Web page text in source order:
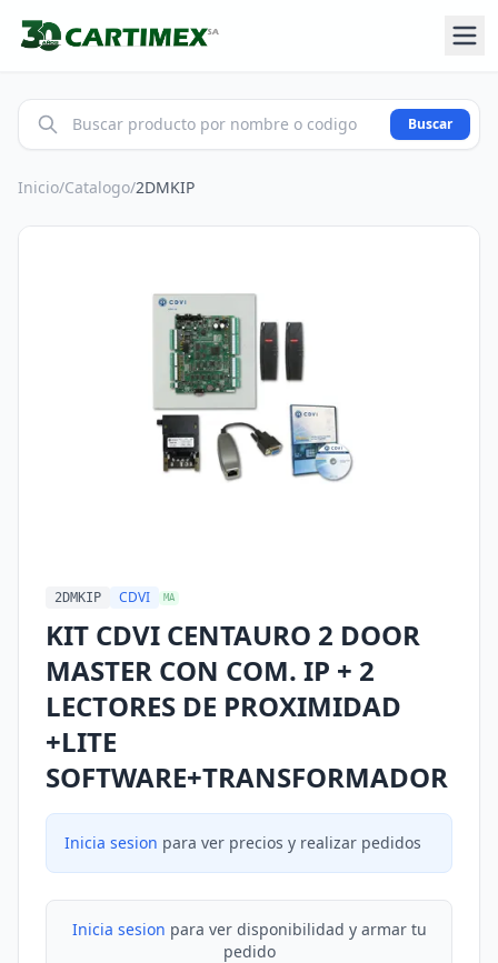
Buscar
Inicio/Catalogo/2DMKIP
2DMKIP CDVI MA
KIT CDVI CENTAURO 2 DOOR
MASTER CON COM. IP + 2
LECTORES DE PROXIMIDAD
+LITE
SOFTWARE+TRANSFORMADOR
Inicia sesion para ver precios y realizar pedidos
Inicia sesion para ver disponibilidad y armar tu
pedido